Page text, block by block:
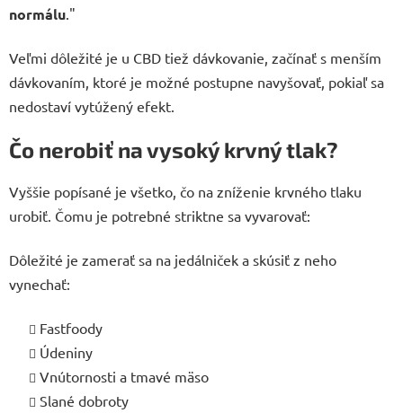
normálu ."
Veľmi dôležité je u CBD tiež dávkovanie, začínať s menším
dávkovaním, ktoré je možné postupne navyšovať, pokiaľ sa
nedostaví vytúžený efekt.
Čo nerobiť na vysoký krvný tlak?
Vyššie popísané je všetko, čo na zníženie krvného tlaku
urobiť. Čomu je potrebné striktne sa vyvarovať:
Dôležité je zamerať sa na jedálniček a skúsiť z neho
vynechať:
Fastfoody
Údeniny
Vnútornosti a tmavé mäso
Slané dobroty